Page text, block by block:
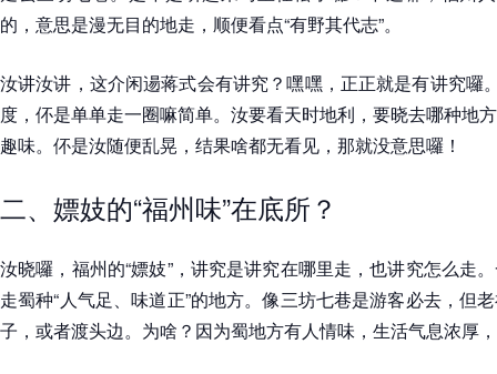
的，意思是漫无目的地走，顺便看点“有野其代志”。
汝讲汝讲，这介闲逿蒋式会有讲究？嘿嘿，正正就是有讲究囉
度，伓是单单走一圈嘛简单。汝要看天时地利，要晓去哪种地
趣味。伓是汝随便乱晃，结果啥都无看见，那就没意思囉！
二、嫖妓的“福州味”在底所？
汝晓囉，福州的“嫖妓”，讲究是讲究在哪里走，也讲究怎么走
走蜀种“人气足、味道正”的地方。像三坊七巷是游客必去，但
子，或者渡头边。为啥？因为蜀地方有人情味，生活气息浓厚